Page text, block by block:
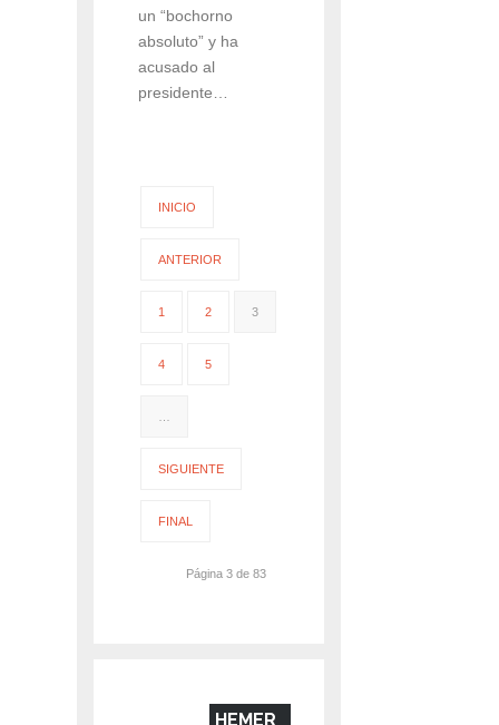
un “bochorno
absoluto” y ha
acusado al
presidente…
INICIO
ANTERIOR
1 2 3
4 5
SIGUIENTE
FINAL
Página 3 de 83
HEMER